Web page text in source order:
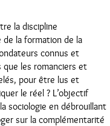
la discipline
la formation de la
connus et
que les romanciers et
pour être lus et
le réel ? L’objectif
sociologie en débrouillant
sur la complémentarité